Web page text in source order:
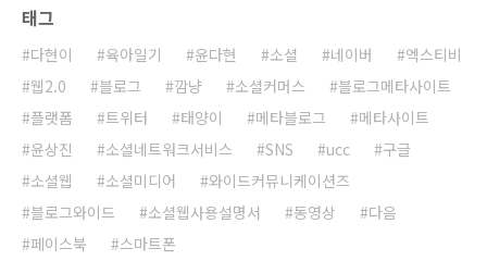
태그
다현이 육아일기 윤다현 소셜 네이버
엑스티비
웹2.0
블로그 깜냥 소셜커머스
블로그메타사이트
플랫폼
트위터 태양이 메타블로그
메타사이트
윤상진
소셜네트워크서비스 SNS ucc
구글
소셜웹
소셜미디어
와이드커뮤니케이션즈
블로그와이드
소셜웹사용설명서 동영상
다음
페이스북
스마트폰